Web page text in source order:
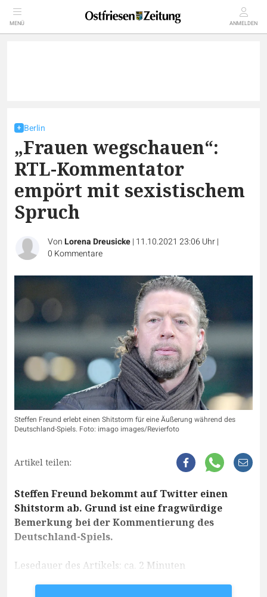
MENÜ ANMELDEN
Berlin
„Frauen wegschauen“:
RTL-Kommentator
empört mit sexistischem
Spruch
VonLorena Dreusicke| 11.10.2021 23:06 Uhr|
0 Kommentare
Steffen Freund erlebt einen Shitstorm für eine Äußerung während des
Deutschland-Spiels. Foto: imago images/Revierfoto
Artikel teilen:
Steffen Freund bekommt auf Twitter einen
Shitstorm ab. Grund ist eine fragwürdige
Bemerkung bei der Kommentierung des
Deutschland-Spiels.
Lesedauer des Artikels: ca. 2 Minuten